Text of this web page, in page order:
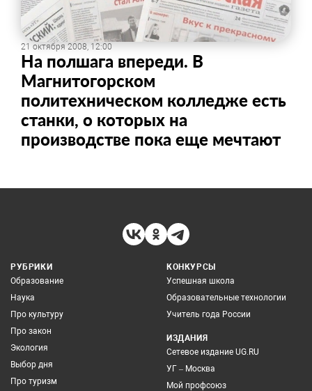
21 октября 2008, 12:00
На полшага впереди. В
Магнитогорском
политехническом колледже есть
станки, о которых на
производстве пока еще мечтают
РУБРИКИ
Образование
Наука
Про культуру
Про закон
Экология
Выбор дня
Про туризм
КОНКУРСЫ
Успешная школа
Образовательные технологии
Учитель года России
ИЗДАНИЯ
Сетевое издание UG.RU
УГ – Москва
Мой профсоюз